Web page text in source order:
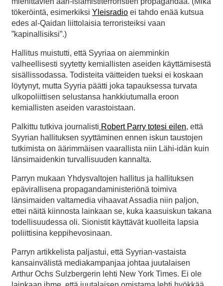
tökeröintä, esimerkiksi Yleisradio ei tahdo enää kutsua
edes al-Qaidan liittolaisia terroristeiksi vaan
”kapinallisiksi”.)
Hallitus muistutti, että Syyriaa on aiemminkin
valheellisesti syytetty kemiallisten aseiden käyttämisestä
sisällissodassa. Todisteita väitteiden tueksi ei koskaan
löytynyt, mutta Syyria päätti joka tapauksessa turvata
ulkopoliittisen selustansa hankkiutumalla eroon
kemiallisten aseiden varastoistaan.
Palkittu tutkiva journalisti Robert Parry totesi eilen, että
Syyrian hallituksen syyttäminen ennen iskun taustojen
tutkimista on äärimmäisen vaarallista niin Lähi-idän kuin
länsimaidenkin turvallisuuden kannalta.
Parryn mukaan Yhdysvaltojen hallitus ja hallituksen
epävirallisena propagandaministeriönä toimiva
länsimaiden valtamedia vihaavat Assadia niin paljon,
ettei näitä kiinnosta lainkaan se, kuka kaasuiskun takana
todellisuudessa oli. Sionistit käyttävät kuolleita lapsia
poliittisina keppihevosinaan.
Parryn artikkelista paljastui, että Syyrian-vastaista
kansainvälistä mediakampanjaa johtaa juutalaisen
Arthur Ochs Sulzbergerin lehti New York Times. Ei ole